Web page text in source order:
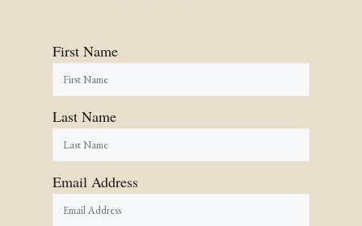
First Name
Last Name
Email Address